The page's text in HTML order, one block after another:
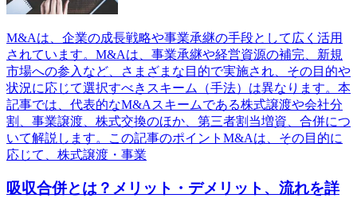
M&Aは、企業の成長戦略や事業承継の手段として広く活用
されています。M&Aは、事業承継や経営資源の補完、新規
市場への参入など、さまざまな目的で実施され、その目的や
状況に応じて選択すべきスキーム（手法）は異なります。本
記事では、代表的なM&Aスキームである株式譲渡や会社分
割、事業譲渡、株式交換のほか、第三者割当増資、合併につ
いて解説します。この記事のポイントM&Aは、その目的に
応じて、株式譲渡・事業
吸収合併とは？メリット・デメリット、流れを詳